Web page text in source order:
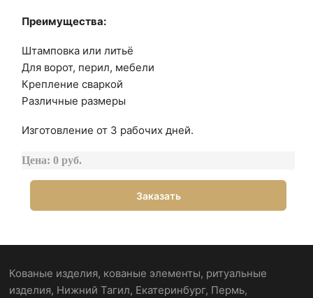
Преимущества:
Штамповка или литьё
Для ворот, перил, мебели
Крепление сваркой
Различные размеры
Изготовление от 3 рабочих дней.
Цена: 0 руб.
Заказать
Кованые изделия, кованые элементы, ритуальные
изделия, Нижний Тагил, Екатеринбург, Пермь,